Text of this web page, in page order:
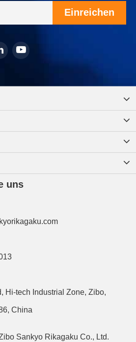
Einreichen
uns
Hi-tech Industrial Zone, Zibo,
China
Sankyo Rikagaku Co., Ltd.